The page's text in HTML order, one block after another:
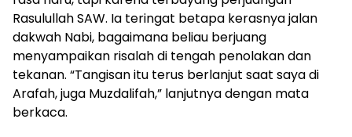
Rasulullah SAW. Ia teringat betapa kerasnya jalan
dakwah Nabi, bagaimana beliau berjuang
menyampaikan risalah di tengah penolakan dan
tekanan. “Tangisan itu terus berlanjut saat saya di
Arafah, juga Muzdalifah,” lanjutnya dengan mata
berkaca.